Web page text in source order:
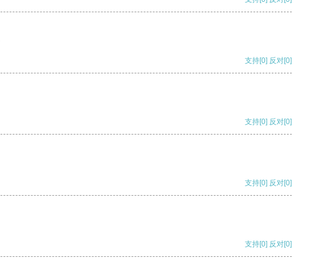
支持[0] 反对[0]
支持[0] 反对[0]
支持[0] 反对[0]
支持[0] 反对[0]